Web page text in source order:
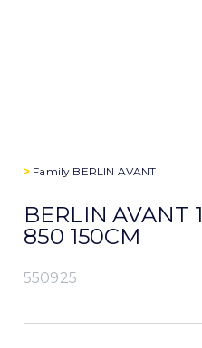
> Family BERLIN AVANT
BERLIN AVANT
850 150CM
550925